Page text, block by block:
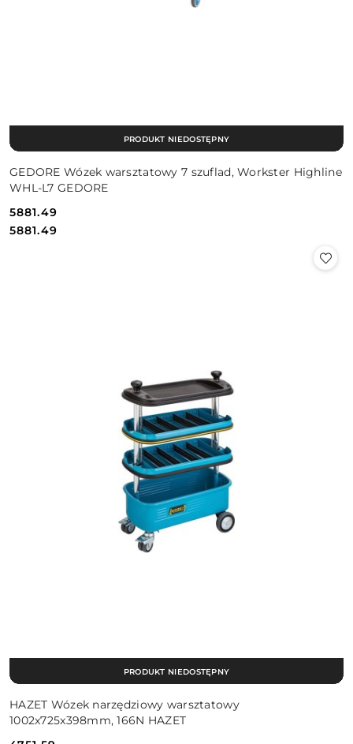
GEDORE Wózek warsztatowy 7 szuflad, Workster Highline
WHL-L7 GEDORE
Cena:
5881.49
Cena:
5881.49
PRODUKT NIEDOSTĘPNY
HAZET Wózek narzędziowy warsztatowy
1002x725x398mm, 166N HAZET
PRODUKT NIEDOSTĘPNY